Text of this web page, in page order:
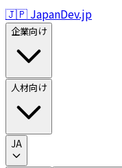
🇯🇵 JapanDev.jp
企業向け
人材向け
JA